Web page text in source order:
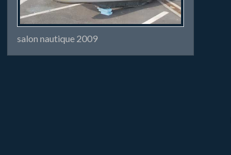
salon nautique 2009